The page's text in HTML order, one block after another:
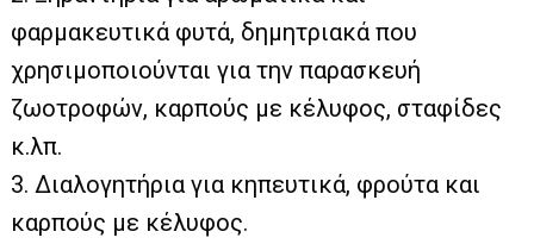
φαρµακευτικά φυτά, δηµητριακά που
χρησιµοποιούνται για την παρασκευή
ζωοτροφών, καρπούς µε κέλυφος, σταφίδες
κ.λπ.
3. ∆ιαλογητήρια για κηπευτικά, φρούτα και
καρπούς µε κέλυφος.